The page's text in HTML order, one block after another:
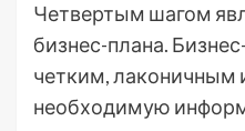
Четвертым шагом
бизнес-плана.
четким, лаконичным
необходимую